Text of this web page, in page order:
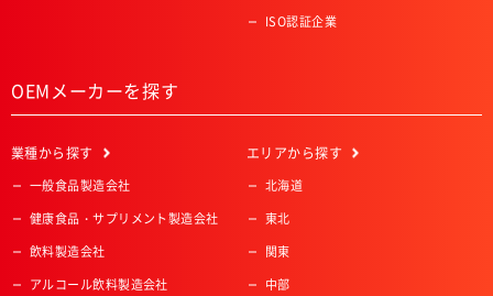
ISO認証企業
OEMメーカーを探す
業種から探す
一般食品製造会社
健康食品・サプリメント製造会社
飲料製造会社
アルコール飲料製造会社
エリアから探す
北海道
東北
関東
中部